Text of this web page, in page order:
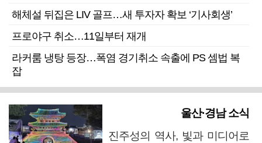
해체설 뒤집은 LIV 골프…새 투자자 확보 ‘기사회생’
프로야구 취소…11일부터 재개
라커룸 냉탕 등장…폭염 경기취소 속출에 PS 셈법 복
잡
울산·경남 소식
진주성의 역사, 빛과 미디어로